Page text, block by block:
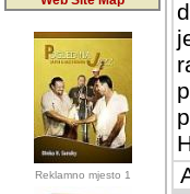
Reklamno mjesto 1